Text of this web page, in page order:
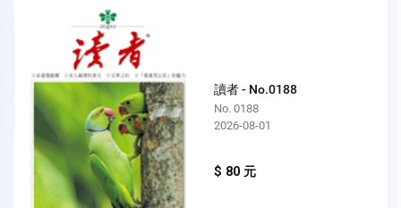
讀者 - No.0188
No. 0188
2026-08-01
$ 80 元